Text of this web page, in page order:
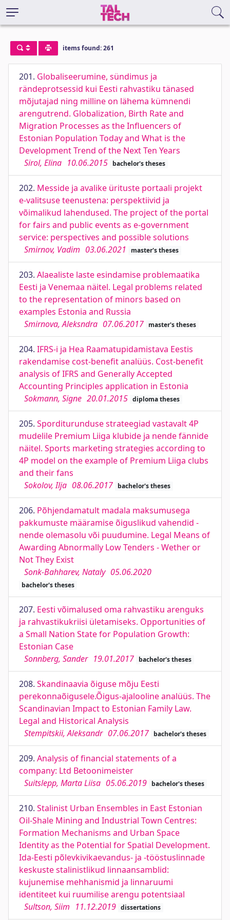
items found: 261
201. Globaliseerumine, sündimus ja
rändeprotsessid kui Eesti rahvastiku tänased
mõjutajad ning milline on lähema kümnendi
arengutrend. Globalization, Birth Rate and
Migration Processes as the Influencers of
Estonian Population Today and What is the
Development Trend of the Next Ten Years
Sirol, Elina 10.06.2015 bachelor's theses
202. Messide ja avalike ürituste portaali projekt
e-valitsuse teenustena: perspektiivid ja
võimalikud lahendused. The project of the portal
for fairs and public events as e-government
service: perspectives and possible solutions
Smirnov, Vadim 03.06.2021 master's theses
203. Alaealiste laste esindamise problemaatika
Eesti ja Venemaa näitel. Legal problems related
to the representation of minors based on
examples Estonia and Russia
Smirnova, Aleksndra 07.06.2017 master's theses
204. IFRS-i ja Hea Raamatupidamistava Eestis
rakendamise cost-benefit analüüs. Cost-benefit
analysis of IFRS and Generally Accepted
Accounting Principles application in Estonia
Sokmann, Signe 20.01.2015 diploma theses
205. Sporditurunduse strateegiad vastavalt 4P
mudelile Premium Liiga klubide ja nende fännide
näitel. Sports marketing strategies according to
4P model on the example of Premium Liiga clubs
and their fans
Sokolov, Ilja 08.06.2017 bachelor's theses
206. Põhjendamatult madala maksumusega
pakkumuste määramise õiguslikud vahendid -
nende olemasolu või puudumine. Legal Means of
Awarding Abnormally Low Tenders - Wether or
Not They Exist
Sonk-Bahharev, Nataly 05.06.2020
bachelor's theses
207. Eesti võimalused oma rahvastiku arenguks
ja rahvastikukriisi ületamiseks. Opportunities of
a Small Nation State for Population Growth:
Estonian Case
Sonnberg, Sander 19.01.2017 bachelor's theses
208. Skandinaavia õiguse mõju Eesti
perekonnaõigusele.Õigus-ajalooline analüüs. The
Scandinavian Impact to Estonian Family Law.
Legal and Historical Analysis
Stempitskii, Aleksandr 07.06.2017 bachelor's theses
209. Analysis of financial statements of a
company: Ltd Betoonimeister
Suitslepp, Marta Liisa 05.06.2019 bachelor's theses
210. Stalinist Urban Ensembles in East Estonian
Oil-Shale Mining and Industrial Town Centres:
Formation Mechanisms and Urban Space
Identity as the Potential for Spatial Development.
Ida-Eesti põlevkivikaevandus- ja -tööstuslinnade
keskuste stalinistlikud linnaansamblid:
kujunemise mehhanismid ja linnaruumi
identiteet kui ruumilise arengu potentsiaal
Sultson, Siim 11.12.2019 dissertations